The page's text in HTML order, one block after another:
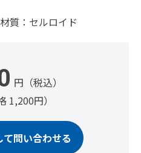
質：セルロイド
円（税込）
1,200円）
問い合わせる